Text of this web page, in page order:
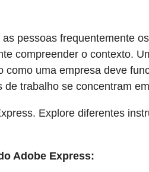
pessoas frequentemente
compreender o contexto.
uma empresa deve
trabalho se concentram
Explore diferentes
Adobe Express: